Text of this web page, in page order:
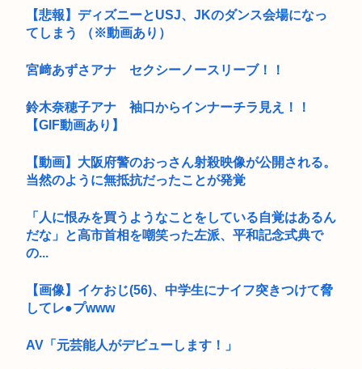
【悲報】ディズニーとUSJ、JKのダンス会場になっ
てしまう （※動画あり）
宮﨑あずさアナ セクシーノースリーブ！！
鈴木奈穂子アナ 袖口からインナーチラ見え！！
【GIF動画あり】
【動画】大阪府警のおっさん射殺映像が公開される。
当然のように無抵抗だったことが発覚
「人に恨みを買うようなことをしている自覚はあるん
だな」と高市首相を嘲笑った左派、平和記念式典で
の...
【画像】イケおじ(56)、中学生にナイフ突きつけて脅
してレ●プwww
AV「元芸能人がデビューします！」